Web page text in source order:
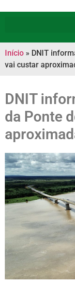
Início » DNIT
vai custar
DNIT
da Ponte